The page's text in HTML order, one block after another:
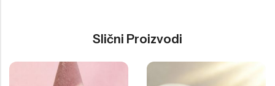
Slični Proizvodi